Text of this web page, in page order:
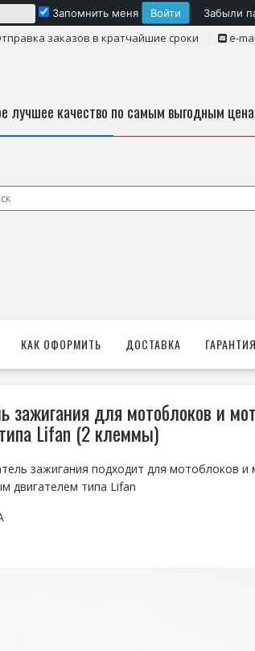
Запомнить меня Забыли
заказов в кратчайшие сроки e-
лучшее качество по самым выгодным
КАК ОФОРМИТЬ ДОСТАВКА ГАРАНТИЯ
зажигания для мотоблоков и
Lifan (2 клеммы)
зажигания подходит для мотоблоков и
двигателем типа Lifan